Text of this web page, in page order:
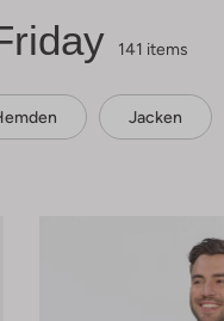
141 items
Jacken